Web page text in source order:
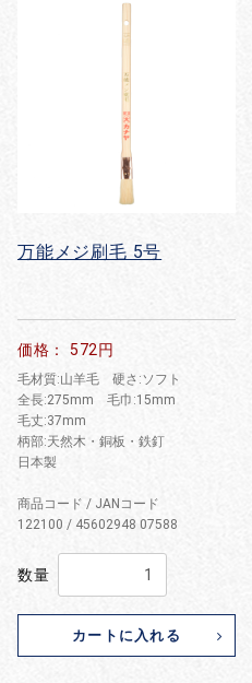
万能メジ刷毛 5号
価格： 572円
毛材質:山羊毛 硬さ:ソフト
全長:275mm 毛巾:15mm
毛丈:37mm
柄部:天然木・銅板・鉄釘
日本製
商品コード / JANコード
122100 / 45602948 07588
数量
カートに入れる